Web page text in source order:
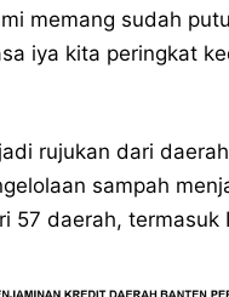
memang sudah
iya kita peringkat
rujukan dari
sampah
57 daerah, termasuk